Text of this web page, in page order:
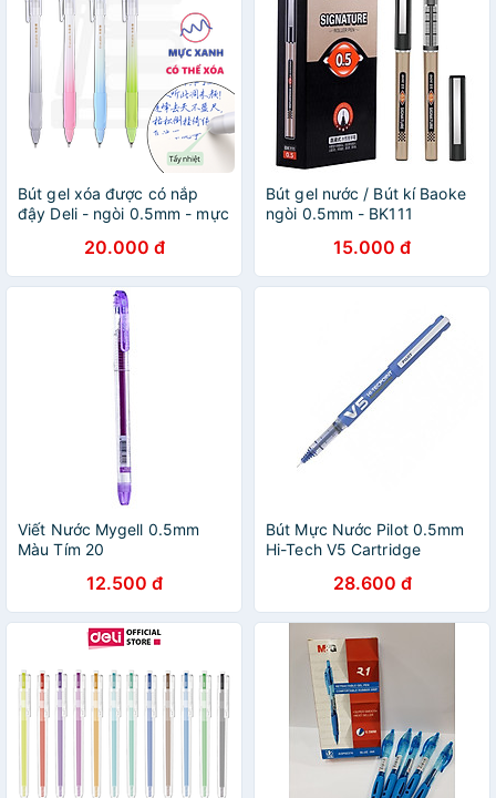
Bút gel xóa được có nắp
đậy Deli - ngòi 0.5mm - mực
20.000 đ
Bút gel nước / Bút kí Baoke
ngòi 0.5mm - BK111
15.000 đ
Viết Nước Mygell 0.5mm
Màu Tím 20
12.500 đ
Bút Mực Nước Pilot 0.5mm
Hi-Tech V5 Cartridge
Mực Xanh28.600 đ